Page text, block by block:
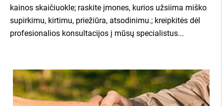
kainos skaičiuokle; raskite įmones, kurios užsiima miško
supirkimu, kirtimu, priežiūra, atsodinimu.; kreipkitės dėl
profesionalios konsultacijos į mūsų specialistus...